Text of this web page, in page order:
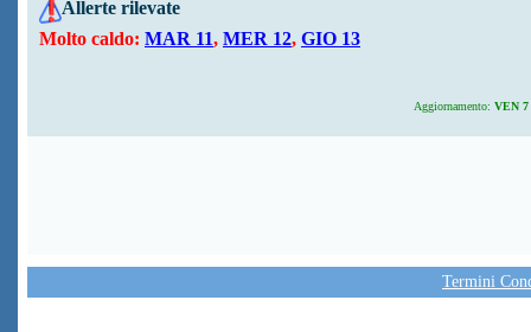
Allerte rilevate
Molto caldo: MAR 11, MER 12, GIO 13
Aggiornamento: VEN 7
Termini